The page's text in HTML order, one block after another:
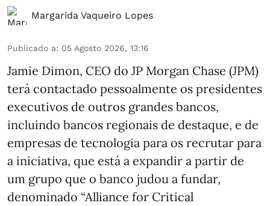
Margarida Vaqueiro Lopes
Publicado a: 05 Agosto 2026, 13:16
Jamie Dimon, CEO do JP Morgan Chase (JPM)
terá contactado pessoalmente os presidentes
executivos de outros grandes bancos,
incluindo bancos regionais de destaque, e de
empresas de tecnologia para os recrutar para
a iniciativa, que está a expandir a partir de
um grupo que o banco judou a fundar,
denominado “Alliance for Critical